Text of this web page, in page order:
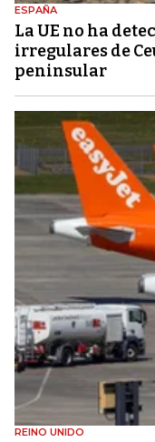
ESPAÑA
La UE no ha
irregulares de
peninsular
REINO UNIDO